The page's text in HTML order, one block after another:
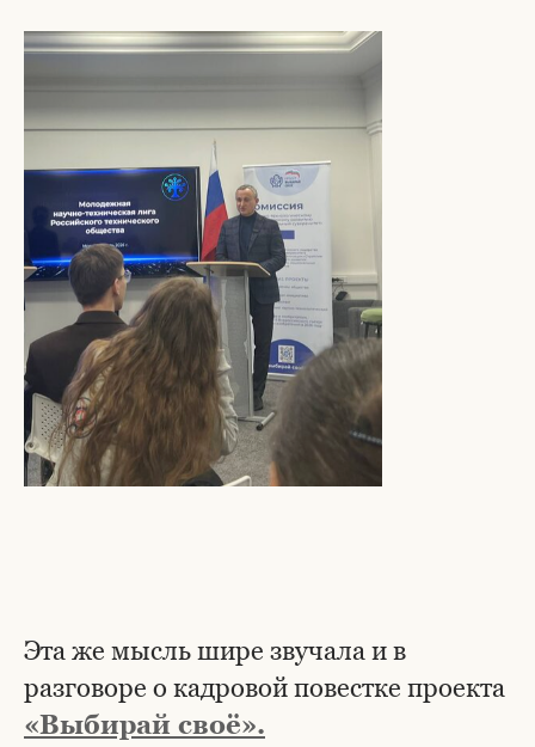
Эта же мысль шире звучала и в
разговоре о кадровой повестке проекта
«Выбирай своё».